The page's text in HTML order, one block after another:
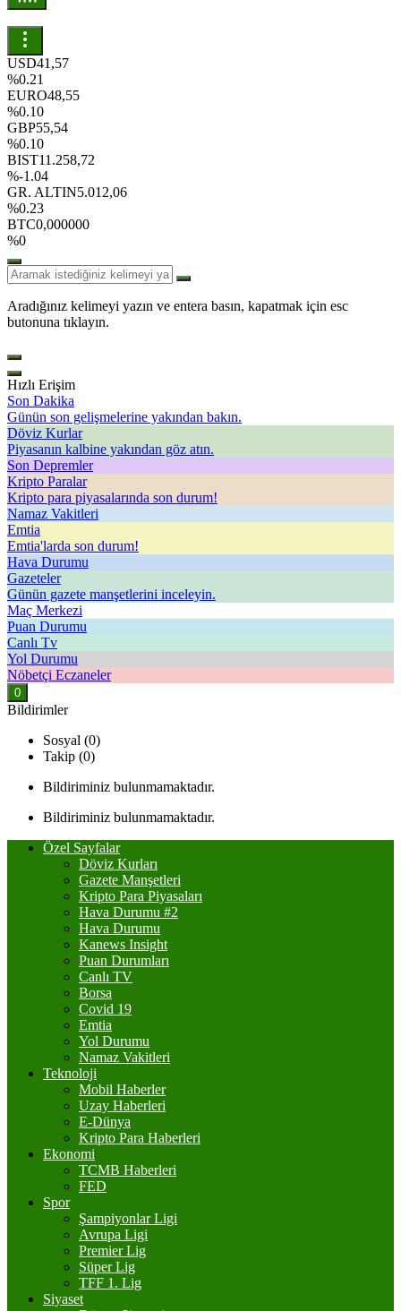
USD41,57
%0.21
EURO48,55
%0.10
GBP55,54
%0.10
BIST11.258,72
%-1.04
GR. ALTIN5.012,06
%0.23
BTC0,000000
%0
Aradığınız kelimeyi yazın ve entera basın, kapatmak için esc
butonuna tıklayın.
Hızlı Erişim
Son Dakika
Günün son gelişmelerine yakından bakın.
Döviz Kurlar
Piyasanın kalbine yakından göz atın.
Son Depremler
Kripto Paralar
Kripto para piyasalarında son durum!
Namaz Vakitleri
Emtia
Emtia'larda son durum!
Hava Durumu
Gazeteler
Günün gazete manşetlerini inceleyin.
Maç Merkezi
Puan Durumu
Canlı Tv
Yol Durumu
Nöbetçi Eczaneler
0
Bildirimler
Sosyal (0)
Takip (0)
Bildiriminiz bulunmamaktadır.
Bildiriminiz bulunmamaktadır.
Özel Sayfalar
Döviz Kurları
Gazete Manşetleri
Kripto Para Piyasaları
Hava Durumu #2
Hava Durumu
Kanews Insight
Puan Durumları
Canlı TV
Borsa
Covid 19
Emtia
Yol Durumu
Namaz Vakitleri
Teknoloji
Mobil Haberler
Uzay Haberleri
E-Dünya
Kripto Para Haberleri
Ekonomi
TCMB Haberleri
FED
Spor
Şampiyonlar Ligi
Avrupa Ligi
Premier Lig
Süper Lig
TFF 1. Lig
Siyaset